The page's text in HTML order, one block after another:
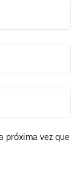
próxima vez que